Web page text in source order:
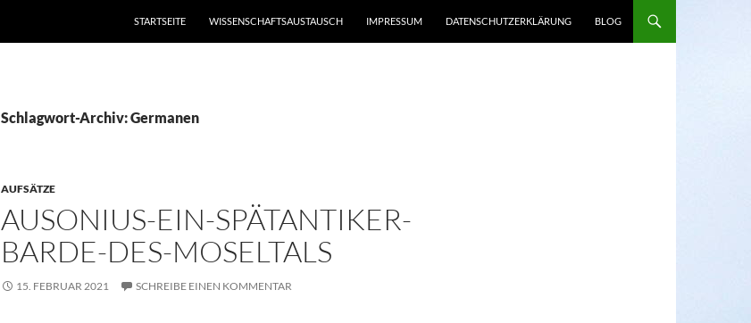
STARTSEITE WISSENSCHAFTSAUSTAUSCH IMPRESSUM DATENSCHUTZERKLÄRUNG BLOG
Schlagwort-Archiv: Germanen
AUFSÄTZE
AUSONIUS-EIN-SPÄTANTIKER-
BARDE-DES-MOSELTALS
15. FEBRUAR 2021 SCHREIBE EINEN KOMMENTAR